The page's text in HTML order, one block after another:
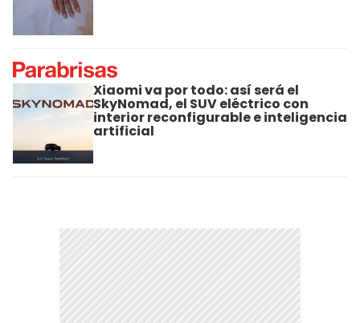
Xiaomi va por todo: así será el
SkyNomad, el SUV eléctrico con
interior reconfigurable e inteligencia
artificial